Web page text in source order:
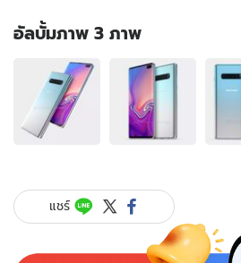
อัลบั้มภาพ 3 ภาพ
ภาพ
ของ
S10"
อาจ
แชร์